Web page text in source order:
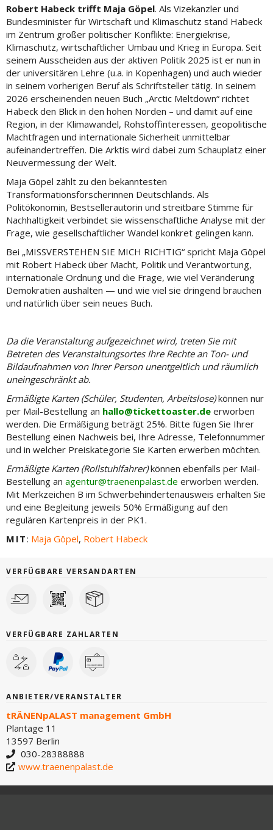
Robert Habeck trifft Maja Göpel. Als Vizekanzler und
Bundesminister für Wirtschaft und Klimaschutz stand Habeck
im Zentrum großer politischer Konflikte: Energiekrise,
Klimaschutz, wirtschaftlicher Umbau und Krieg in Europa. Seit
seinem Ausscheiden aus der aktiven Politik 2025 ist er nun in
der universitären Lehre (u.a. in Kopenhagen) und auch wieder
in seinem vorherigen Beruf als Schriftsteller tätig. In seinem
2026 erscheinenden neuen Buch „Arctic Meltdown“ richtet
Habeck den Blick in den hohen Norden – und damit auf eine
Region, in der Klimawandel, Rohstoffinteressen, geopolitische
Machtfragen und internationale Sicherheit unmittelbar
aufeinandertreffen. Die Arktis wird dabei zum Schauplatz einer
Neuvermessung der Welt.
Maja Göpel zählt zu den bekanntesten
Transformationsforscherinnen Deutschlands. Als
Politökonomin, Bestsellerautorin und streitbare Stimme für
Nachhaltigkeit verbindet sie wissenschaftliche Analyse mit der
Frage, wie gesellschaftlicher Wandel konkret gelingen kann.
Bei „MISSVERSTEHEN SIE MICH RICHTIG“ spricht Maja Göpel
mit Robert Habeck über Macht, Politik und Verantwortung,
internationale Ordnung und die Frage, wie viel Veränderung
Demokratien aushalten — und wie viel sie dringend brauchen
und natürlich über sein neues Buch.
Da die Veranstaltung aufgezeichnet wird, treten Sie mit
Betreten des Veranstaltungsortes Ihre Rechte an Ton- und
Bildaufnahmen von Ihrer Person unentgeltlich und räumlich
uneingeschränkt ab.
Ermäßigte Karten (Schüler, Studenten, Arbeitslose)können nur
per Mail-Bestellung an hallo@tickettoaster.de erworben
werden. Die Ermäßigung beträgt 25%. Bitte fügen Sie Ihrer
Bestellung einen Nachweis bei, Ihre Adresse, Telefonnummer
und in welcher Preiskategorie Sie Karten erwerben möchten.
Ermäßigte Karten (Rollstuhlfahrer)können ebenfalls per Mail-
Bestellung an agentur@traenenpalast.de erworben werden.
Mit Merkzeichen B im Schwerbehindertenausweis erhalten Sie
und eine Begleitung jeweils 50% Ermäßigung auf den
regulären Kartenpreis in der PK1.
MIT: Maja Göpel, Robert Habeck
VERFÜGBARE VERSANDARTEN
VERFÜGBARE ZAHLARTEN
ANBIETER/VERANSTALTER
tRÄNENpALAST management GmbH
Plantage 11
13597 Berlin
030-28388888
www.traenenpalast.de